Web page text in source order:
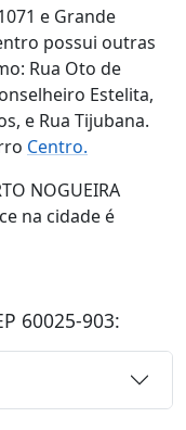
e Grande
possui outras
Rua Oto de
Estelita,
e Rua Tijubana.
Centro.
NOGUEIRA
na cidade é
60025-903: